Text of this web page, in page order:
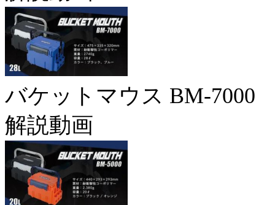
バケットマウス BM-7000
解説動画